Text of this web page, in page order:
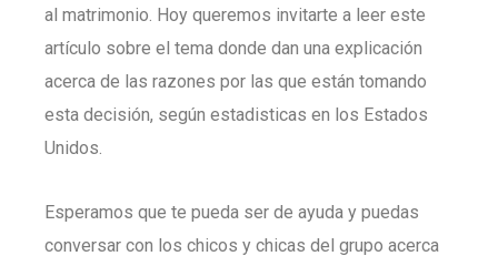
al matrimonio. Hoy queremos invitarte a leer este
artículo sobre el tema donde dan una explicación
acerca de las razones por las que están tomando
esta decisión, según estadisticas en los Estados
Unidos.
Esperamos que te pueda ser de ayuda y puedas
conversar con los chicos y chicas del grupo acerca